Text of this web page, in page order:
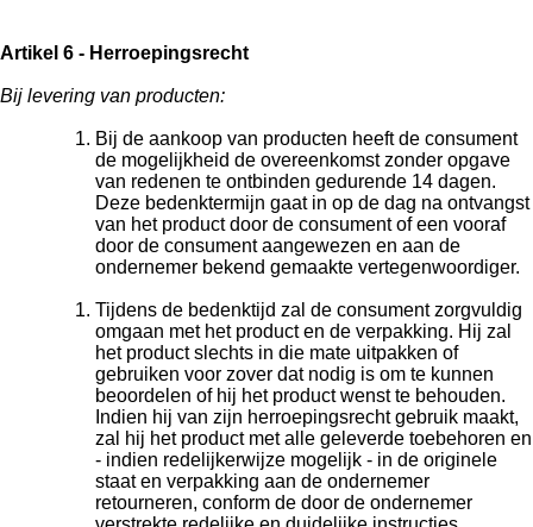
Artikel 6 - Herroepingsrecht
Bij levering van producten:
Bij de aankoop van producten heeft de consument
de mogelijkheid de overeenkomst zonder opgave
van redenen te ontbinden gedurende 14 dagen.
Deze bedenktermijn gaat in op de dag na ontvangst
van het product door de consument of een vooraf
door de consument aangewezen en aan de
ondernemer bekend gemaakte vertegenwoordiger.
Tijdens de bedenktijd zal de consument zorgvuldig
omgaan met het product en de verpakking. Hij zal
het product slechts in die mate uitpakken of
gebruiken voor zover dat nodig is om te kunnen
beoordelen of hij het product wenst te behouden.
Indien hij van zijn herroepingsrecht gebruik maakt,
zal hij het product met alle geleverde toebehoren en
- indien redelijkerwijze mogelijk - in de originele
staat en verpakking aan de ondernemer
retourneren, conform de door de ondernemer